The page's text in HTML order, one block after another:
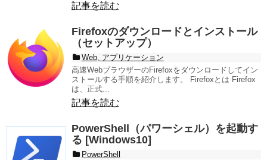
記事を読む
Firefoxのダウンロードとインストール
（セットアップ）
Web, アプリケーション
高速WebブラウザーのFirefoxをダウンロードしてイン
ストールする手順を紹介します。 Firefoxとは Firefox
は、正式...
記事を読む
PowerShell（パワーシェル）を起動す
る [Windows10]
PowerShell